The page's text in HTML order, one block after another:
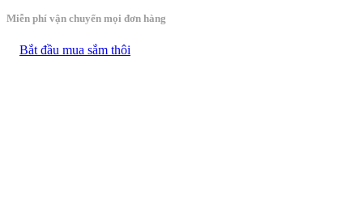
Miễn phí vận chuyển mọi đơn hàng
Bắt đầu mua sắm thôi